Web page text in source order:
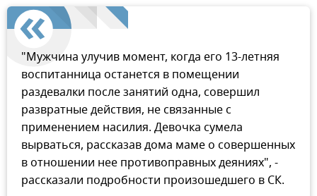
"Мужчина улучив момент, когда его 13-летняя
воспитанница останется в помещении
раздевалки после занятий одна, совершил
развратные действия, не связанные с
применением насилия. Девочка сумела
вырваться, рассказав дома маме о совершенных
в отношении нее противоправных деяниях", -
рассказали подробности произошедшего в СК.